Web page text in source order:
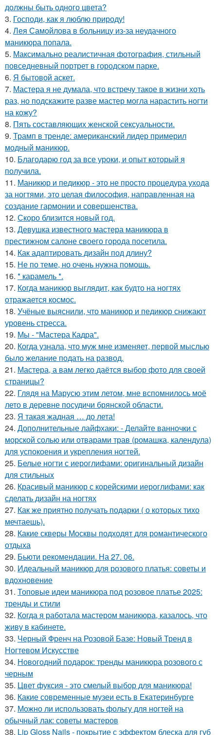
должны быть одного цвета?
3. Господи, как я люблю природу!
4. Лея Самойлова в больницу из-за неудачного
маникюра попала.
5. Максимально реалистичная фотография, стильный
повседневный портрет в городском парке.
6. Я бытовой аскет.
7. Мастера я не думала, что встречу такое в жизни хоть
раз, но подскажите разве мастер могла нарастить ногти
на кожу?
8. Пять составляющих женской сексуальности.
9. Трамп в тренде: американский лидер примерил
модный маникюр.
10. Благодарю год за все уроки, и опыт который я
получила.
11. Маникюр и педикюр - это не просто процедура ухода
за ногтями, это целая философия, направленная на
создание гармонии и совершенства.
12. Скоро близится новый год.
13. Девушка известного мастера маникюра в
престижном салоне своего города посетила.
14. Как адаптировать дизайн под длину?
15. Не по теме, но очень нужна помощь.
16. * карамель *.
17. Когда маникюр выглядит, как будто на ногтях
отражается космос.
18. Учёные выяснили, что маникюр и педикюр снижают
уровень стресса.
19. Мы - "Мастера Кадра".
20. Когда узнала, что муж мне изменяет, первой мыслью
было желание подать на развод.
21. Мастера, а вам легко даётся выбор фото для своей
страницы?
22. Глядя на Марусю этим летом, мне вспомнилось моё
лето в деревне посудичи брянской области.
23. Я такая жадная … до лета!
24. Дополнительные лайфхаки: - Делайте ванночки с
морской солью или отварами трав (ромашка, календула)
для успокоения и укрепления ногтей.
25. Белые ногти с иероглифами: оригинальный дизайн
для стильных
26. Красивый маникюр с корейскими иероглифами: как
сделать дизайн на ногтях
27. Как же приятно получать подарки ( о которых тихо
мечтаешь).
28. Какие скверы Москвы подходят для романтического
отдыха
29. Бьюти рекомендации. На 27. 06.
30. Идеальный маникюр для розового платья: советы и
вдохновение
31. Топовые идеи маникюра под розовое платье 2025:
тренды и стили
32. Когда я работала мастером маникюра, казалось, что
живу в кабинете.
33. Черный Френч на Розовой Базе: Новый Тренд в
Ногтевом Искусстве
34. Новогодний подарок: тренды маникюра розового с
черным
35. Цвет фуксия - это смелый выбор для маникюра!
36. Какие современные музеи есть в Екатеринбурге
37. Можно ли использовать фольгу для ногтей на
обычный лак: советы мастеров
38. Lip Gloss Nails - покрытие с эффектом блеска для губ